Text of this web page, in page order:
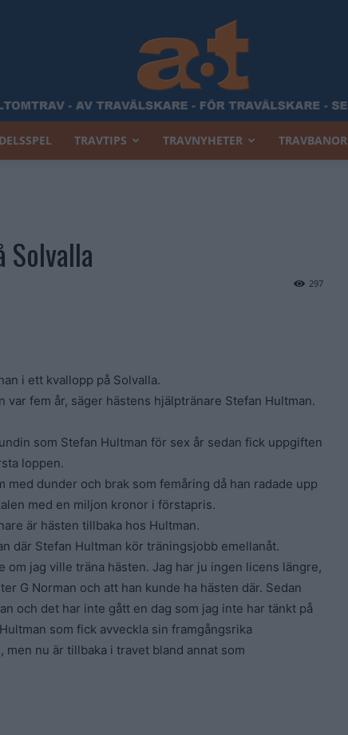
TRAVTIPS TRAVNYHETER TRAVBANOR
Solvalla
297
i ett kvallopp på Solvalla.
var fem år, säger hästens hjälptränare Stefan Hultman.
som Stefan Hultman för sex år sedan fick uppgiften
loppen.
med dunder och brak som femåring då han radade upp
med en miljon kronor i förstapris.
är hästen tillbaka hos Hultman.
där Stefan Hultman kör träningsjobb emellanåt.
om jag ville träna hästen. Jag har ju ingen licens längre,
G Norman och att han kunde ha hästen där. Sedan
och det har inte gått en dag som jag inte har tänkt på
som fick avveckla sin framgångsrika
nu är tillbaka i travet bland annat som